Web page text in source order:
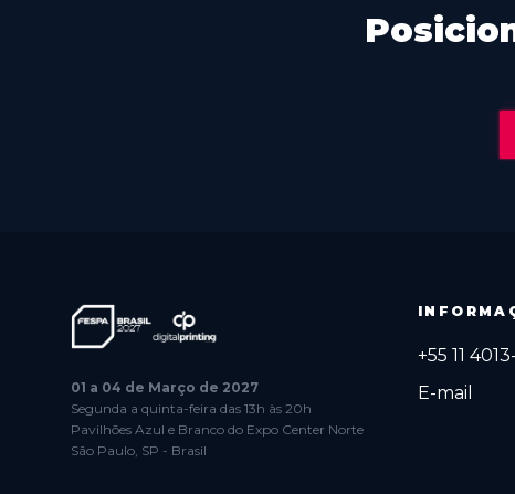
01 a 04 de Março de 2027
Segunda a quinta-feira das 13h às 20h
Pavilhões Azul e Branco do Expo Center Norte
São Paulo, SP - Brasil
+55 11
E-mail